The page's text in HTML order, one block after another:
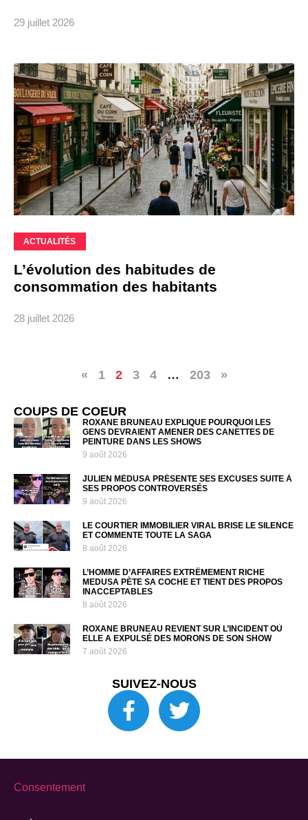
29 juillet 2026
ACTUALITÉS
L’évolution des habitudes de
consommation des habitants
28 juillet 2026
« 1 2 3 4 … 203 »
COUPS DE COEUR
ROXANE BRUNEAU EXPLIQUE POURQUOI LES
GENS DEVRAIENT AMENER DES CANETTES DE
PEINTURE DANS LES SHOWS
9 août 2026
JULIEN MÉDUSA PRÉSENTE SES EXCUSES SUITE À
SES PROPOS CONTROVERSÉS
9 août 2026
LE COURTIER IMMOBILIER VIRAL BRISE LE SILENCE
ET COMMENTE TOUTE LA SAGA
8 août 2026
L’HOMME D’AFFAIRES EXTRÊMEMENT RICHE
MEDUSA PÈTE SA COCHE ET TIENT DES PROPOS
INACCEPTABLES
8 août 2026
ROXANE BRUNEAU REVIENT SUR L’INCIDENT OÙ
ELLE A EXPULSÉ DES MORONS DE SON SHOW
7 août 2026
SUIVEZ-NOUS
Consentement